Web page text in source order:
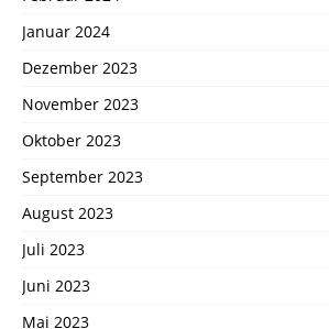
Januar 2024
Dezember 2023
November 2023
Oktober 2023
September 2023
August 2023
Juli 2023
Juni 2023
Mai 2023